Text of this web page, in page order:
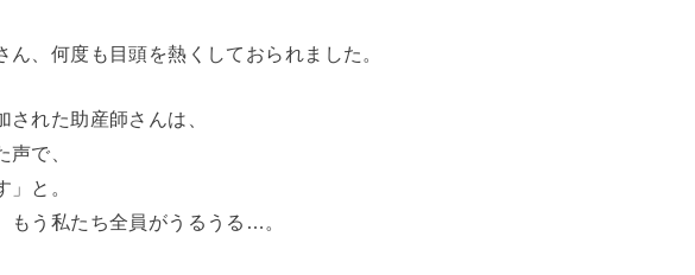
ん、何度も目頭を熱くしておられました。
れた助産師さんは、
で、
」と。
もう私たち全員がうるうる…。